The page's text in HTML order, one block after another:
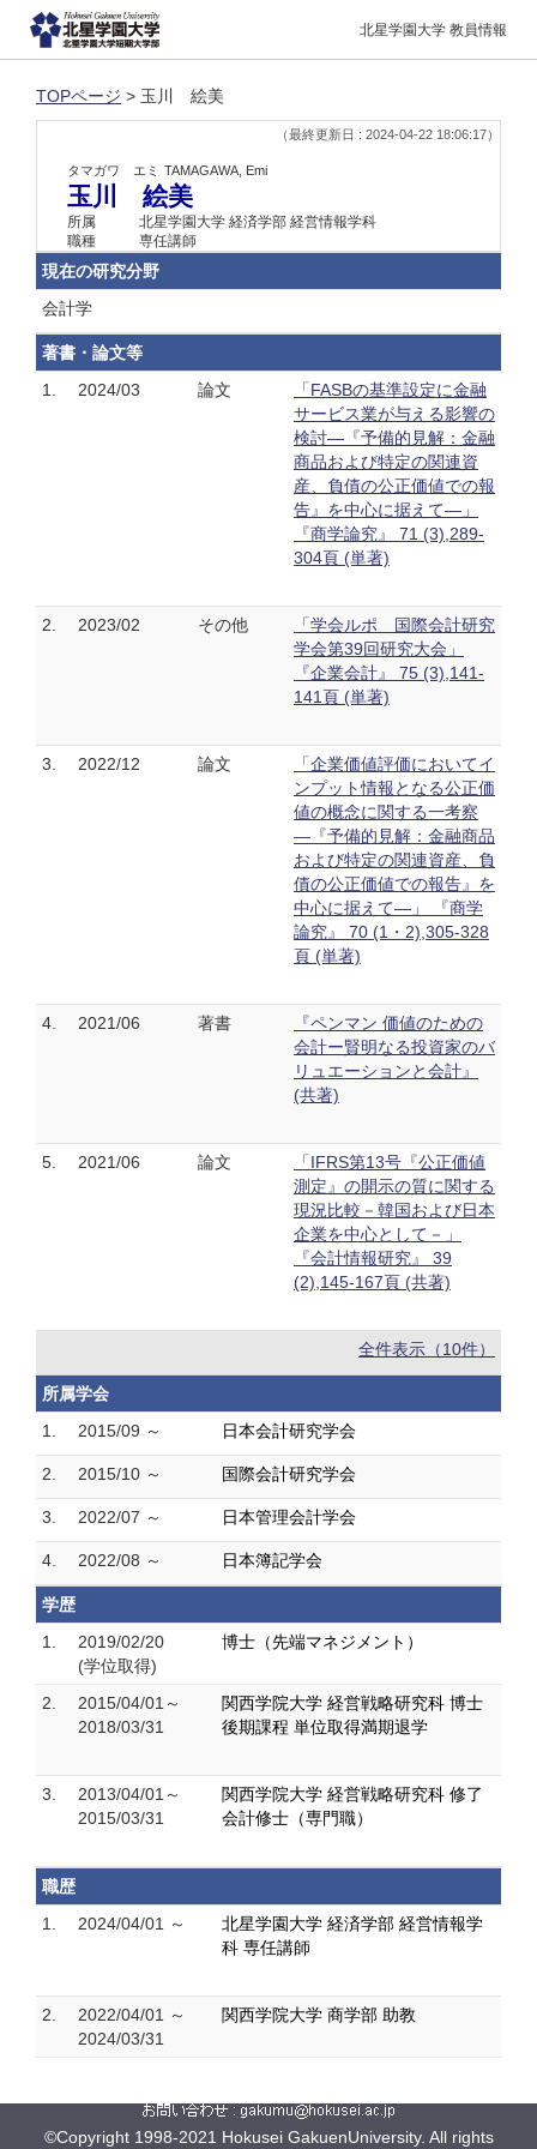
北星学園大学 教員情報
TOPページ > 玉川 絵美
（最終更新日 : 2024-04-22 18:06:17）
タマガワ エミ TAMAGAWA, Emi
玉川 絵美
所属
北星学園大学 経済学部 経営情報学科
職種
専任講師
現在の研究分野
会計学
著書・論文等
1.
2024/03 論文
「FASBの基準設定に金融
サービス業が与える影響の
検討―『予備的見解：金融
商品および特定の関連資
産、負債の公正価値での報
告』を中心に据えて―」
『商学論究』 71 (3),289-
304頁 (単著)
2. 2023/02 その他
「学会ルポ 国際会計研究
学会第39回研究大会」
『企業会計』 75 (3),141-
141頁 (単著)
3. 2022/12 論文
「企業価値評価においてイ
ンプット情報となる公正価
値の概念に関する一考察
―『予備的見解：金融商品
および特定の関連資産、負
債の公正価値での報告』を
中心に据えて―」 『商学
論究』 70 (1・2),305-328
頁 (単著)
4. 2021/06 著書
『ペンマン 価値のための
会計ー賢明なる投資家のバ
リュエーションと会計』
(共著)
5. 2021/06 論文
「IFRS第13号『公正価値
測定』の開示の質に関する
現況比較－韓国および日本
企業を中心として－」
『会計情報研究』 39
(2),145-167頁 (共著)
全件表示（10件）
所属学会
1.
2015/09 ～ 日本会計研究学会
2. 2015/10 ～ 国際会計研究学会
3. 2022/07 ～ 日本管理会計学会
4. 2022/08 ～ 日本簿記学会
学歴
1.
2019/02/20
(学位取得)
博士（先端マネジメント）
2.
2015/04/01～
2018/03/31
関西学院大学 経営戦略研究科 博士
後期課程 単位取得満期退学
3.
2013/04/01～
2015/03/31
関西学院大学 経営戦略研究科 修了
会計修士（専門職）
職歴
1.
2024/04/01 ～
北星学園大学 経済学部 経営情報学
科 専任講師
2.
2022/04/01 ～
2024/03/31
関西学院大学 商学部 助教
©Copyright 1998-2021 Hokusei GakuenUniversity. All rights